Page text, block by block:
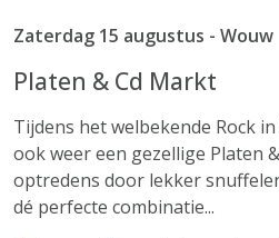
Zaterdag 15 augustus - Wouw
Platen & Cd Markt
Tijdens het welbekende Rock
ook weer een gezellige Platen
optredens door lekker
dé perfecte combinatie...